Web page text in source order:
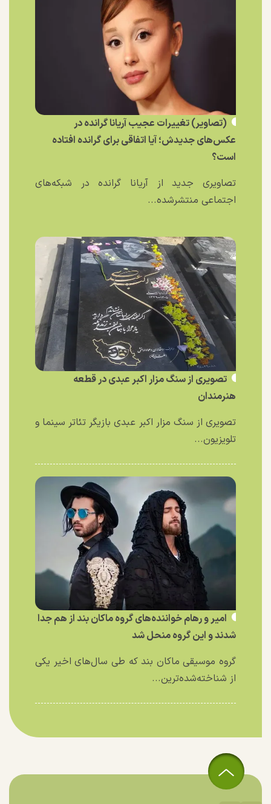
(تصاویر) تغییرات عجیب آریانا گرانده در
عکس‌های جدیدش؛ آیا اتفاقی برای گرانده افتاده
است؟
تصاویری جدید از آریانا گرانده در شبکه‌های
اجتماعی منتشرشده...
تصویری از سنگ مزار اکبر عبدی در قطعه
هنرمندان
تصویری از سنگ مزار اکبر عبدی بازیگر تئاتر سینما و
تلویزیون...
امیر و رهام خواننده‌های گروه ماکان بند از هم جدا
شدند و این گروه منحل شد
گروه موسیقی ماکان بند که طی سال‌های اخیر یکی
از شناخته‌شده‌ترین...